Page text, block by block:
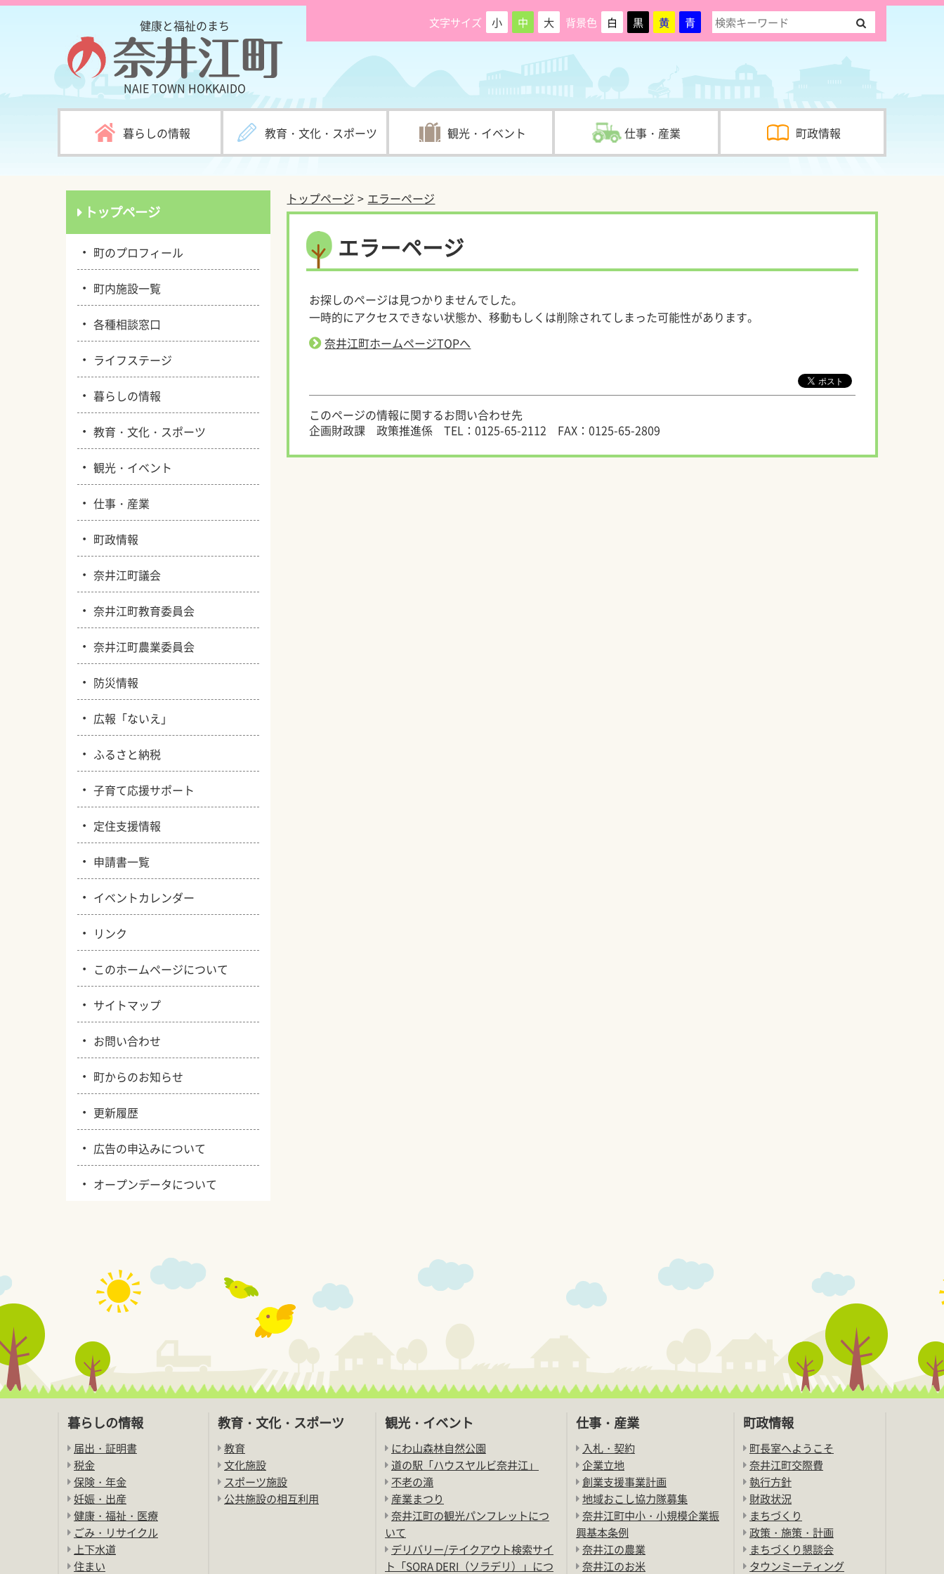
健康と福祉のまち
NAIE TOWNHOKKAIDO
文字サイズ 小 中 大 背景色 白 黒 黄 青
暮らしの情報 教育・文化・スポーツ 観光・イベント 仕事・産業 町政情報
トップページ エラーページ
エラーページ
お探しのページは見つかりませんでした。
一時的にアクセスできない状態か、移動もしくは削除されてしまった可能性があります。
奈井江町ホームページTOPへ
このページの情報に関するお問い合わせ先
企画財政課 政策推進係
TEL：0125-65-2112 FAX：0125-65-2809
トップページ
・ 町のプロフィール
・ 町内施設一覧
・ 各種相談窓口
・ ライフステージ
・ 暮らしの情報
・ 教育・文化・スポーツ
・ 観光・イベント
・ 仕事・産業
・ 町政情報
・ 奈井江町議会
・ 奈井江町教育委員会
・ 奈井江町農業委員会
・ 防災情報
・ 広報「ないえ」
・ ふるさと納税
・ 子育て応援サポート
・ 定住支援情報
・ 申請書一覧
・ イベントカレンダー
・ リンク
・ このホームページについて
・ サイトマップ
・ お問い合わせ
・ 町からのお知らせ
・ 更新履歴
・ 広告の申込みについて
・ オープンデータについて
暮らしの情報
届出・証明書
税金
保険・年金
妊娠・出産
健康・福祉・医療
ごみ・リサイクル
上下水道
住まい
教育・文化・スポーツ
教育
文化施設
スポーツ施設
公共施設の相互利用
観光・イベント
にわ山森林自然公園
道の駅「ハウスヤルビ奈井江」
不老の滝
産業まつり
奈井江町の観光パンフレットにつ
いて
デリバリー/テイクアウト検索サイ
ト「SORA DERI（ソラデリ）」につ
仕事・産業
入札・契約
企業立地
創業支援事業計画
地域おこし協力隊募集
奈井江町中小・小規模企業振
興基本条例
奈井江の農業
奈井江のお米
町政情報
町長室へようこそ
奈井江町交際費
執行方針
財政状況
まちづくり
政策・施策・計画
まちづくり懇談会
タウンミーティング